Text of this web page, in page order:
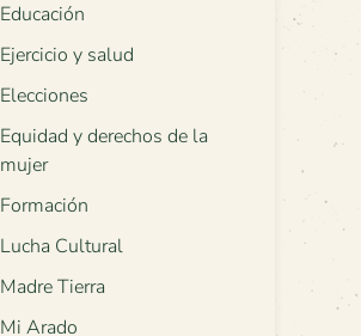
Educación
Ejercicio y salud
Elecciones
Equidad y derechos de la
mujer
Formación
Lucha Cultural
Madre Tierra
Mi Arado